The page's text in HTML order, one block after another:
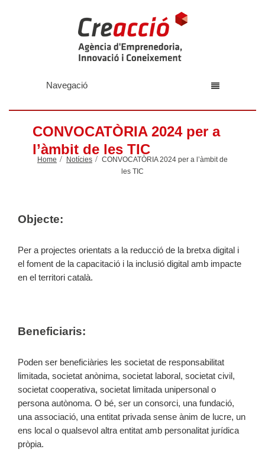
Navegació
CONVOCATÒRIA 2024 per a
l’àmbit de les TIC
Home Notícies
CONVOCATÒRIA 2024 per a l’àmbit de
les TIC
Objecte:
Per a projectes orientats a la reducció de la bretxa digital i
el foment de la capacitació i la inclusió digital amb impacte
en el territori català.
Beneficiaris:
Poden ser beneficiàries les societat de responsabilitat
limitada, societat anònima, societat laboral, societat civil,
societat cooperativa, societat limitada unipersonal o
persona autònoma. O bé, ser un consorci, una fundació,
una associació, una entitat privada sense ànim de lucre, un
ens local o qualsevol altra entitat amb personalitat jurídica
pròpia.